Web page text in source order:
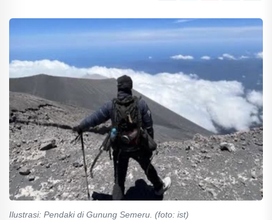
Ilustrasi: Pendaki di Gunung Semeru. (foto: ist)